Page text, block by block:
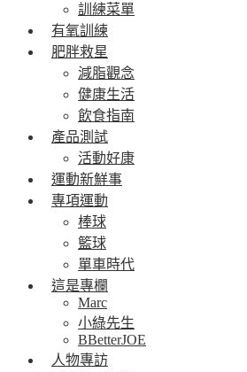
訓練菜單
有氧訓練
肥胖救星
減脂觀念
健康生活
飲食指南
產品測試
活動好康
運動新鮮事
專項運動
棒球
籃球
單車時代
這是專欄
Marc
小綠先生
BBetterJOE
人物專訪